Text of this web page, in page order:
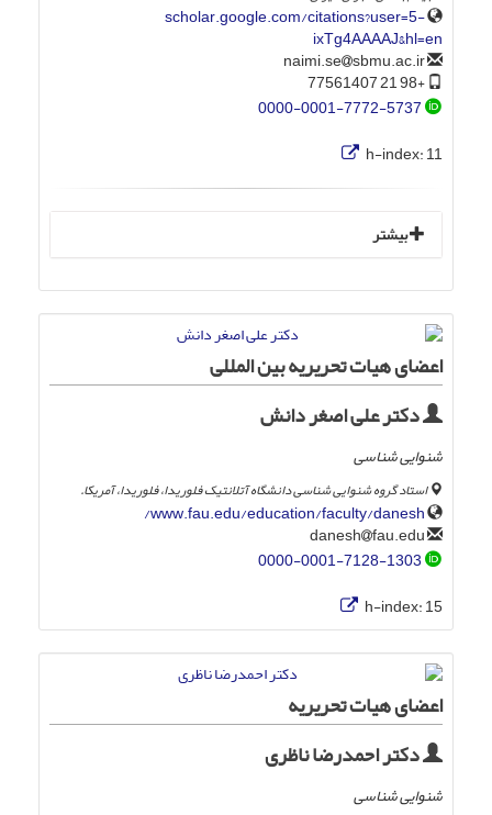
scholar.google.com/citations?user=5-
ixTg4AAAAJ&hl=en
sbmu.ac.ir
+98 21 77561407
0000-0001-7772-5737
h-index:11
بیشتر
اعضای هیات تحریریه بین المللی
دکتر علی اصغر دانش
شنوایی شناسی
استاد گروه شنوایی شناسی دانشگاه آتلانتیک فلوریدا، فلوریدا، آمریکا.
www.fau.edu/education/faculty/danesh/
fau.edu
0000-0001-7128-1303
h-index:15
اعضای هیات تحریریه
دکتر احمدرضا ناظری
شنوایی شناسی